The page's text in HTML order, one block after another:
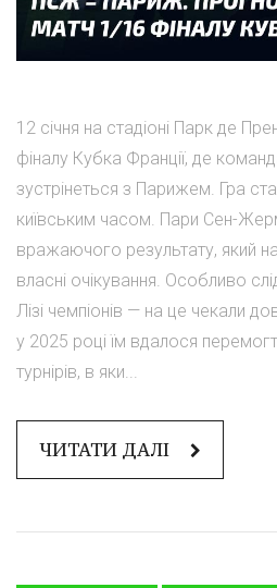
12 січня на стадіоні Парк де
фіналу Кубка Франції, де
зустрінеться з Парижем. Гра
київським часом. Пари Сен-
вражаючого результату, який
власні очікування. Особливо
Лізі чемпіонів — на це чекали
у 2025 році їм вдалося
турнірів, в яки...
ЧИТАТИ ДАЛІ